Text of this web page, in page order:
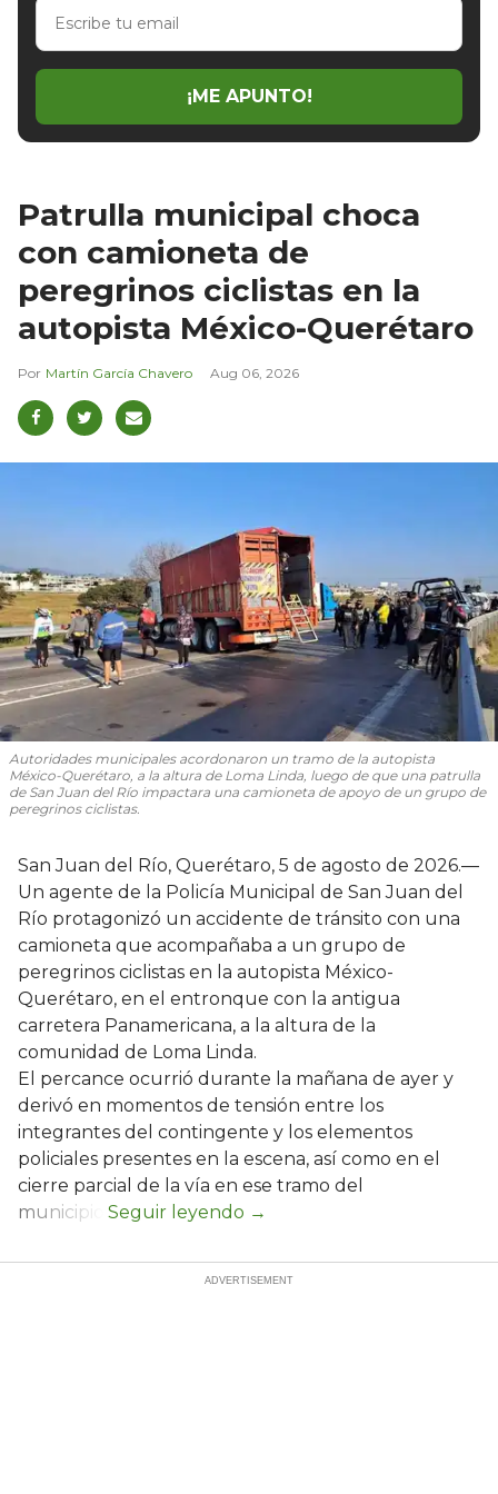
Escribe
email
¡ME APUNTO!
Patrulla municipal choca
con camioneta de
peregrinos ciclistas en la
autopista México-Querétaro
Martín García Chavero Aug 06, 2026
Autoridades municipales acordonaron un tramo de la autopista
México-Querétaro, a la altura de Loma Linda, luego de que una patrulla
de San Juan del Río impactara una camioneta de apoyo de un grupo de
peregrinos ciclistas.
San Juan del Río, Querétaro, 5 de agosto de 2026.—
Un agente de la Policía Municipal de San Juan del
Río protagonizó un accidente de tránsito con una
camioneta que acompañaba a un grupo de
peregrinos ciclistas en la autopista México-
Querétaro, en el entronque con la antigua
carretera Panamericana, a la altura de la
comunidad de Loma Linda.
El percance ocurrió durante la mañana de ayer y
derivó en momentos de tensión entre los
integrantes del contingente y los elementos
policiales presentes en la escena, así como en el
cierre parcial de la vía en ese tramo del
municipio.